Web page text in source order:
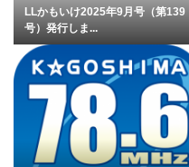
LLかもいけ2025年9月号（第139
号）発行しま...